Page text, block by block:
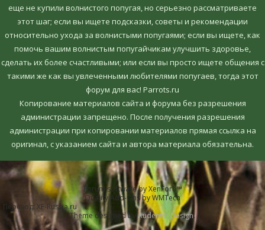
еще не купили волнистого попугая, но серьезно рассматриваете
этот шаг; если вы ищете подсказки, советы и рекомендации
относительно ухода за волнистыми попугаями; если вы ищете, как
помочь вашим волнистым попугайчикам улучшить здоровье,
сделать их более счастливыми; или если вы просто ищете общения с
такими же как вы увлеченными любителями попугаев, тогда этот
форум для вас! Parrots.ru
Копирование материалов сайта и форума без разрешения
администрации запрещено. После получения разрешения
администрации при копировании материалов прямая ссылка на
оригинал, c указанием сайта и автора материала обязательна.
Forum software by XenForo™
Quality Add-Ons by WMTech
Перевод: XF-Russia.ru
Theme designed byAudentio Design.